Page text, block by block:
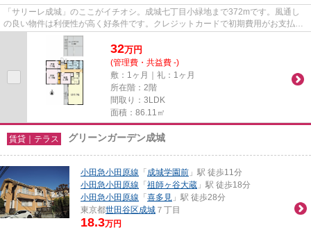
「サリーレ成城」のここがイチオシ。成城七丁目小緑地まで372mです。風通し
の良い物件は利便性が高く好条件です。クレジットカードで初期費用がお支払い
いただけるので、決済の手間が...
32万円
(管理費・共益費 -)
敷：1ヶ月｜礼：1ヶ月
所在階：2階
間取り：3LDK
面積：86.11㎡
賃貸｜テラス グリーンガーデン成城
小田急小田原線 「成城学園前 」駅 徒歩11分
小田急小田原線 「祖師ヶ谷大蔵 」駅 徒歩18分
小田急小田原線 「喜多見 」駅 徒歩28分
東京都世田谷区成城 ７丁目
18.3万円